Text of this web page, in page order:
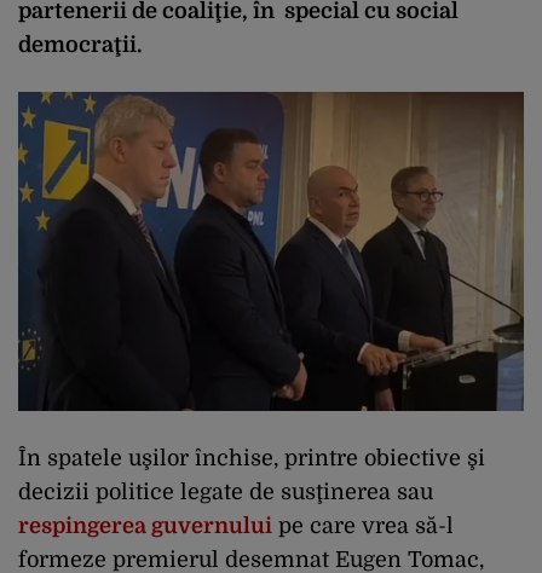
partenerii de coaliţie, în special cu social
democraţii.
În spatele uşilor închise, printre obiective şi
decizii politice legate de susţinerea sau
respingerea guvernului pe care vrea să-l
formeze premierul desemnat Eugen Tomac,